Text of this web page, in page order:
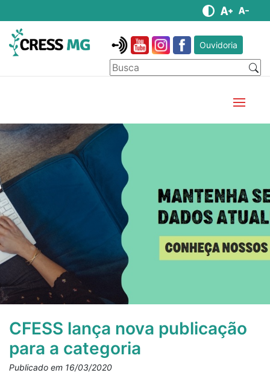
Ouvidoria
CFESS lança nova publicação
para a categoria
Publicado em 16/03/2020